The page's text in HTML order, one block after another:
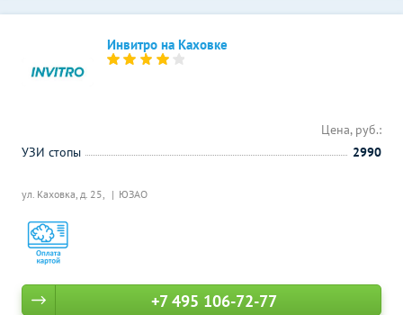
Инвитро на Каховке
ул. Каховка, д. 25, ЮЗАО
Цена, руб.:
УЗИ стопы
2990
+7 495 106-72-77